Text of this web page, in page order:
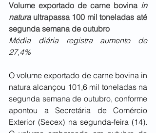
Volume exportado de carne bovina in
natura ultrapassa 100 mil toneladas até
segunda semana de outubro
Média diária registra aumento de
27,4%
O volume exportado de carne bovina in
natura alcançou 101,6 mil toneladas na
segunda semana de outubro, conforme
apontou a Secretária de Comércio
Exterior (Secex) na segunda-feira (14).